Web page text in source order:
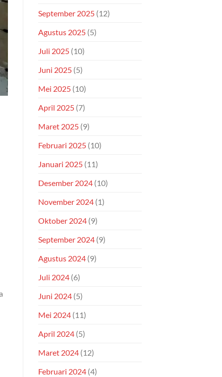
September 2025 (12)
Agustus 2025 (5)
Juli 2025 (10)
Juni 2025 (5)
Mei 2025 (10)
April 2025 (7)
Maret 2025 (9)
Februari 2025 (10)
Januari 2025 (11)
Desember 2024 (10)
November 2024 (1)
Oktober 2024 (9)
September 2024 (9)
Agustus 2024 (9)
Juli 2024 (6)
Juni 2024 (5)
Mei 2024 (11)
April 2024 (5)
Maret 2024 (12)
Februari 2024 (4)